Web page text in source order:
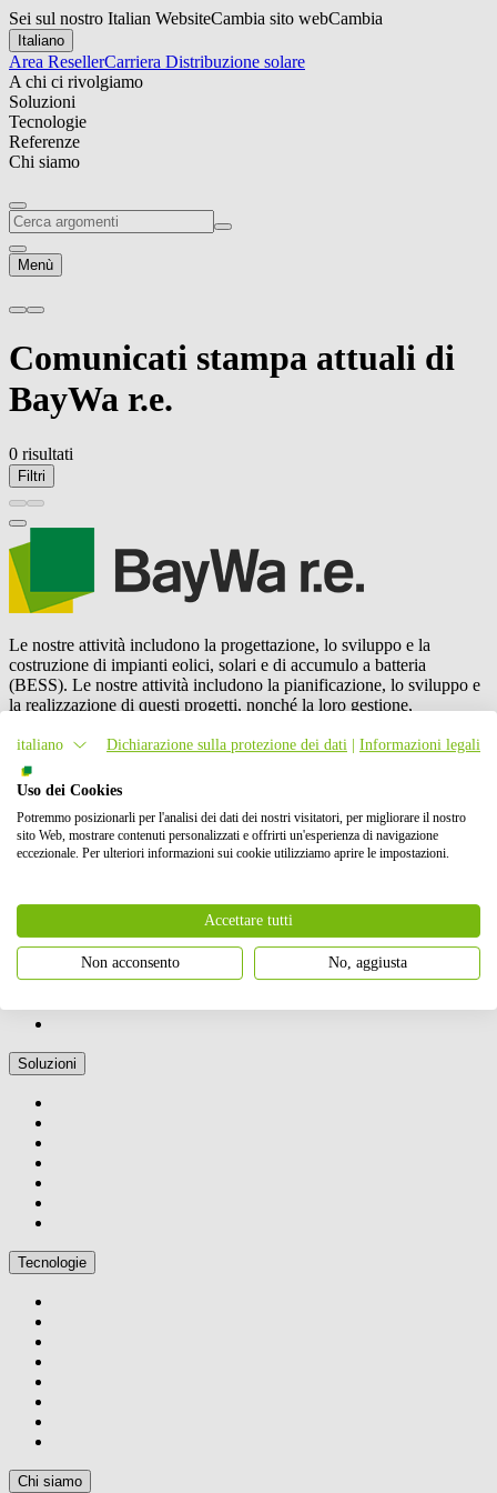
Sei sul nostro Italian WebsiteCambia sito webCambia
Italiano
Area ResellerCarriera Distribuzione solare
A chi ci rivolgiamo
Soluzioni
Tecnologie
Referenze
Chi siamo
Menù
Comunicati stampa attuali di
BayWa r.e.
0 risultati
Filtri
Le nostre attività includono la progettazione, lo sviluppo e la
costruzione di impianti eolici, solari e di accumulo a batteria
(BESS). Le nostre attività includono la pianificazione, lo sviluppo e
la realizzazione di questi progetti, nonché la loro gestione,
fornitore leader a livello mondiale nel mercato della distribuzione di
energia solare. In totale, abbiamo messo in rete con successo oltre 6
GW di energia rinnovabile. I nostri azionisti sono BayWa AG e
Contattaci
Soluzioni
Tecnologie
Chi siamo
italiano Dichiarazione sulla protezione dei dati Informazioni legali
Uso dei Cookies
Potremmo posizionarli per l'analisi dei dati dei nostri visitatori, per migliorare il nostro
sito Web, mostrare contenuti personalizzati e offrirti un'esperienza di navigazione
eccezionale. Per ulteriori informazioni sui cookie utilizziamo aprire le impostazioni.
Accettare tutti
Non acconsento No, aggiusta